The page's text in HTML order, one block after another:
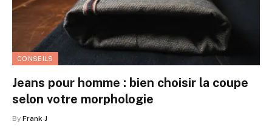
CONSEILS
Jeans pour homme : bien choisir la coupe
selon votre morphologie
By Frank J